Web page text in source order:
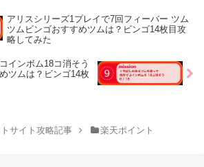
アリスシリーズ1プレイで7回フィーバー ツム
ツムビンゴおすすめツムは？ビンゴ14枚目攻
略してみた
インボム18コ消そう
ツムは？ビンゴ14枚
サイト攻略記事 楽天ポイント